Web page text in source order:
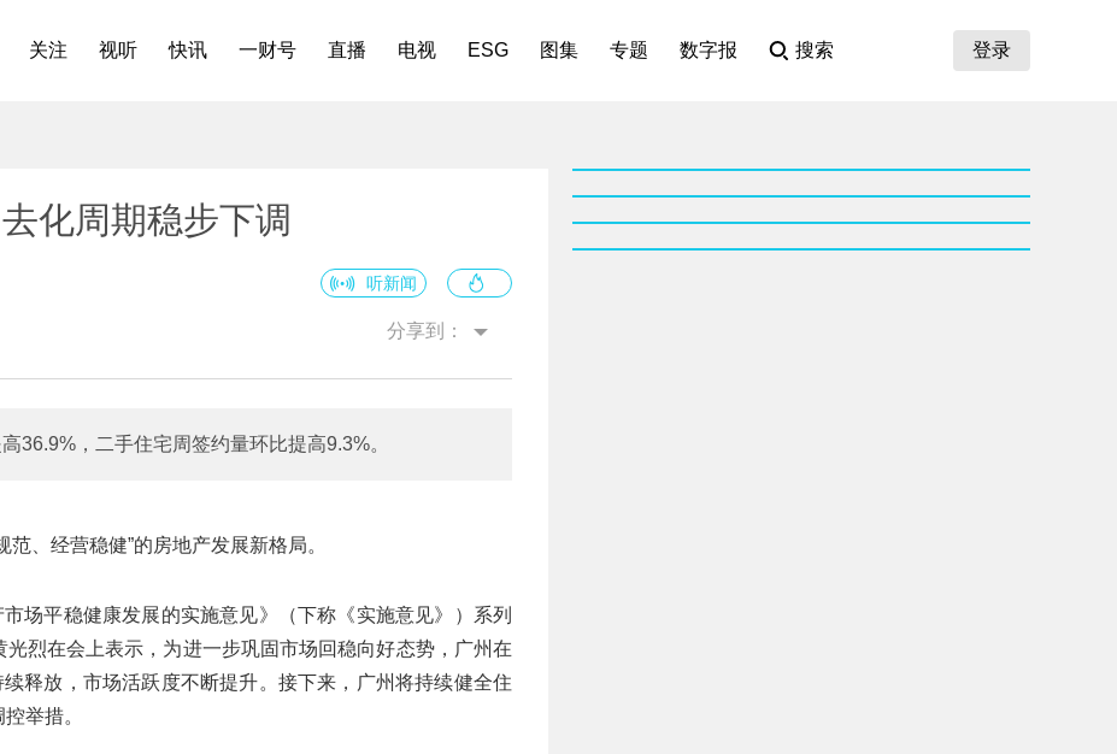
关注 视听 快讯 一财号 直播 电视 ESG 图集 专题 数字报 搜索 登录
化周期稳步下调
听新闻
分享到：
36.9%，二手住宅周签约量环比提高9.3%。
、经营稳健”的房地产发展新格局。
场平稳健康发展的实施意见》（下称《实施意见》）系列
烈在会上表示，为进一步巩固市场回稳向好态势，广州在
释放，市场活跃度不断提升。接下来，广州将持续健全住
举措。